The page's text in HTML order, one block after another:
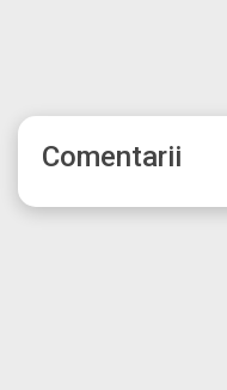
Comentarii